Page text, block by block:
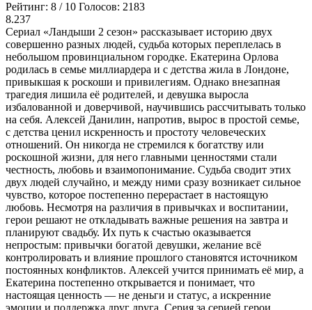
Рейтинг: 8 / 10 Голосов: 2183
8.237
Сериал «Ландыши 2 сезон» рассказывает историю двух
совершенно разных людей, судьба которых переплелась в
небольшом провинциальном городке. Екатерина Орлова
родилась в семье миллиардера и с детства жила в Лондоне,
привыкшая к роскоши и привилегиям. Однако внезапная
трагедия лишила её родителей, и девушка выросла
избалованной и доверчивой, научившись рассчитывать только
на себя. Алексей Данилин, напротив, вырос в простой семье,
с детства ценил искренность и простоту человеческих
отношений. Он никогда не стремился к богатству или
роскошной жизни, для него главными ценностями стали
честность, любовь и взаимопонимание. Судьба сводит этих
двух людей случайно, и между ними сразу возникает сильное
чувство, которое постепенно перерастает в настоящую
любовь. Несмотря на различия в привычках и воспитании,
герои решают не откладывать важные решения на завтра и
планируют свадьбу. Их путь к счастью оказывается
непростым: привычки богатой девушки, желание всё
контролировать и влияние прошлого становятся источником
постоянных конфликтов. Алексей учится принимать её мир, а
Екатерина постепенно открывается и понимает, что
настоящая ценность — не деньги и статус, а искренние